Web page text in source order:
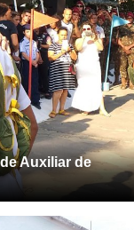
Auxiliar de